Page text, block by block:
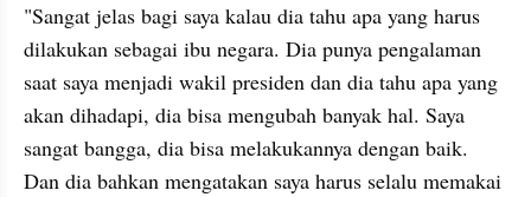
"Sangat jelas bagi saya kalau dia tahu apa yang harus
dilakukan sebagai ibu negara. Dia punya pengalaman
saat saya menjadi wakil presiden dan dia tahu apa yang
akan dihadapi, dia bisa mengubah banyak hal. Saya
sangat bangga, dia bisa melakukannya dengan baik.
Dan dia bahkan mengatakan saya harus selalu memakai